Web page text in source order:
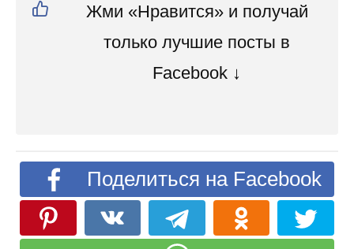
Жми «Нравится» и получай
только лучшие посты в
Facebook ↓
Поделиться на Facebook